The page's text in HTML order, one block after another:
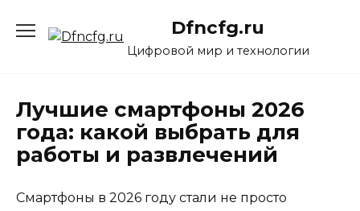
содержанию
Dfncfg.ru
Цифровой мир и технологии
Лучшие смартфоны 2026
года: какой выбрать для
работы и развлечений
Смартфоны в 2026 году стали не просто